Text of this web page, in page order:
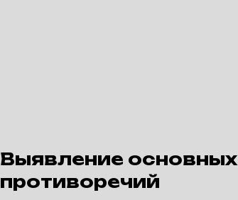
Выявление основных
противоречий